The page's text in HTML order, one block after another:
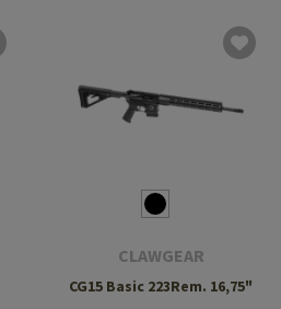
CLAWGEAR
CG15 Basic 223Rem. 16,75"